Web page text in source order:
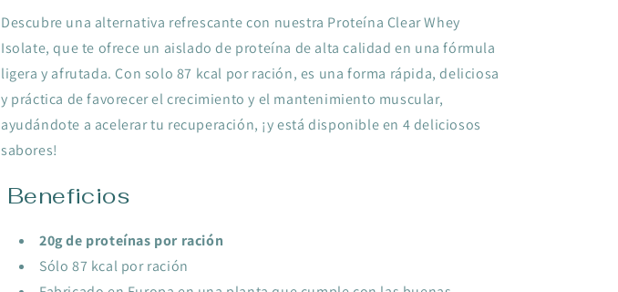
Descubre una alternativa refrescante con nuestra Proteína Clear Whey
Isolate, que te ofrece un aislado de proteína de alta calidad en una fórmula
ligera y afrutada. Con solo 87 kcal por ración, es una forma rápida, deliciosa
y práctica de favorecer el crecimiento y el mantenimiento muscular,
ayudándote a acelerar tu recuperación, ¡y está disponible en 4 deliciosos
sabores!
Beneficios
20g de proteínas por ración
Sólo 87 kcal por ración